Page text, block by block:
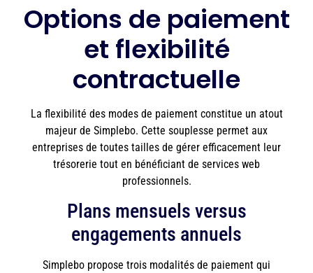
Options de paiement
et flexibilité
contractuelle
La flexibilité des modes de paiement constitue un atout
majeur de Simplebo. Cette souplesse permet aux
entreprises de toutes tailles de gérer efficacement leur
trésorerie tout en bénéficiant de services web
professionnels.
Plans mensuels versus
engagements annuels
Simplebo propose trois modalités de paiement qui